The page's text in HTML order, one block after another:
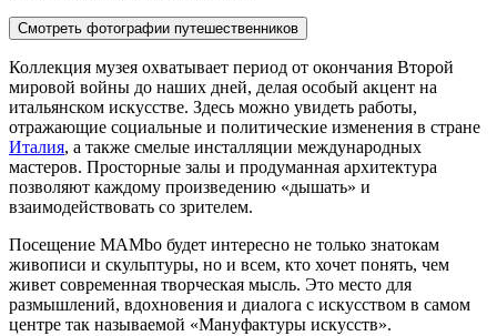
Смотреть фотографии путешественников
Коллекция музея охватывает период от окончания Второй
мировой войны до наших дней, делая особый акцент на
итальянском искусстве. Здесь можно увидеть работы,
отражающие социальные и политические изменения в стране
Италия, а также смелые инсталляции международных
мастеров. Просторные залы и продуманная архитектура
позволяют каждому произведению «дышать» и
взаимодействовать со зрителем.
Посещение MAMbo будет интересно не только знатокам
живописи и скульптуры, но и всем, кто хочет понять, чем
живет современная творческая мысль. Это место для
размышлений, вдохновения и диалога с искусством в самом
центре так называемой «Мануфактуры искусств».